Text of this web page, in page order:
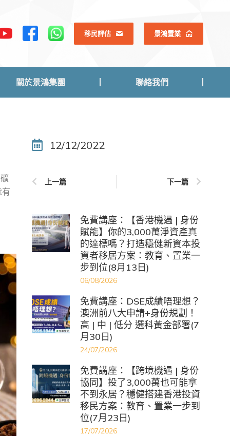
移民評估 景鴻置業
關於景鴻集團 聯絡我們
12/12/2022
上一篇 下一篇
免費講座：【香港機遇 | 身份
賦能】你的3,000萬淨資產真
的達標嗎？打造穩健新資本投
資者移居方案：教育、置業一
步到位(8月13日)
06/08/2026
免費講座：DSE成績唔理想？
澳洲前八大申請+身份規劃！
高 | 中 | 低分 選科黃金部署(7
月30日)
24/07/2026
免費講座：【跨境機遇 | 身份
協同】投了3,000萬也可能拿
不到永居？穩健搭建香港投資
移民方案：教育、置業一步到
位(7月23日)
17/07/2026